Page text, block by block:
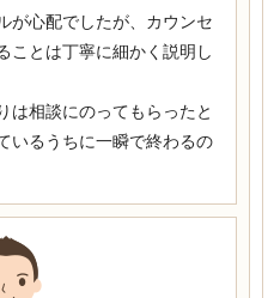
が心配でしたが、カウンセ
ことは丁寧に細かく説明し
は相談にのってもらったと
いるうちに一瞬で終わるの